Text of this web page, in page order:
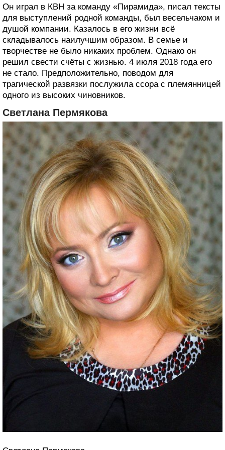
Он играл в КВН за команду «Пирамида», писал тексты
для выступлений родной команды, был весельчаком и
душой компании. Казалось в его жизни всё
складывалось наилучшим образом. В семье и
творчестве не было никаких проблем. Однако он
решил свести счёты с жизнью. 4 июля 2018 года его
не стало. Предположительно, поводом для
трагической развязки послужила ссора с племянницей
одного из высоких чиновников.
Светлана Пермякова